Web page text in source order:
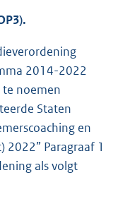
2014-2022
te noemen
Staten
en
Paragraaf 1
als volgt